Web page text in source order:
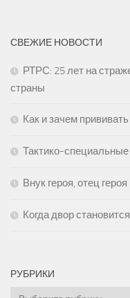
СВЕЖИЕ НОВОСТИ
РТРС: 25 лет на
страны
Как и зачем
Тактико-специальные
Внук героя, отец героя
Когда двор
РУБРИКИ
Рубрики